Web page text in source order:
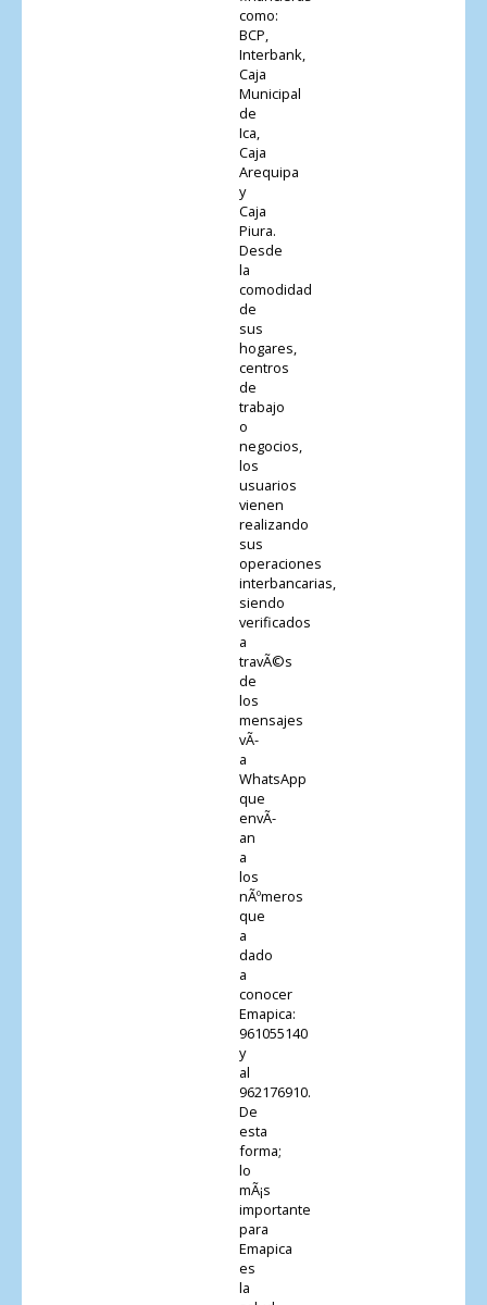
como:
BCP,
Interbank,
Caja
Municipal
de
Ica,
Caja
Arequipa
y
Caja
Piura.
Desde
la
comodidad
de
sus
hogares,
centros
de
trabajo
o
negocios,
los
usuarios
vienen
realizando
sus
operaciones
interbancarias,
siendo
verificados
a
travÃ©s
de
los
mensajes
vÃ­
a
WhatsApp
que
envÃ­
an
a
los
nÃºmeros
que
a
dado
a
conocer
Emapica:
961055140
y
al
962176910.
De
esta
forma;
lo
mÃ¡s
importante
para
Emapica
es
la